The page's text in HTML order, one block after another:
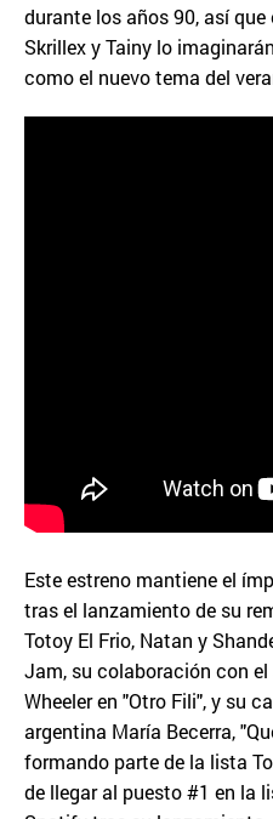
durante los años 90, así
Skrillex y Tainy lo
como el nuevo tema del
Este estreno mantiene el
tras el lanzamiento de su
Totoy El Frio, Natan y
Jam, su colaboración con
Wheeler en "Otro Fili", y su
argentina María Becerra,
formando parte de la lista
de llegar al puesto #1 en la